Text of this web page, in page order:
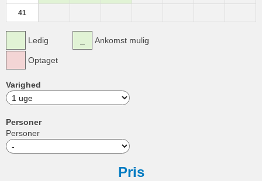
41
Ledig
Optaget
Ankomst mulig
Varighed
Personer
Personer
Pris